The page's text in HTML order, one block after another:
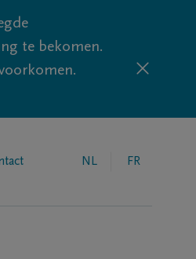
te bekomen.
NL FR